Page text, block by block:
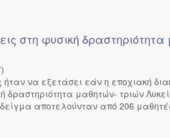
στη φυσική
)
ήταν να εξετάσει εάν η εποχιακή
δραστηριότητα μαθητών- τριών
αποτελούνταν από 206